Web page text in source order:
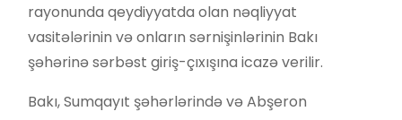
rayonunda qeydiyyatda olan nəqliyyat
vasitələrinin və onların sərnişinlərinin Bakı
şəhərinə sərbəst giriş-çıxışına icazə verilir.
Bakı, Sumqayıt şəhərlərində və Abşeron